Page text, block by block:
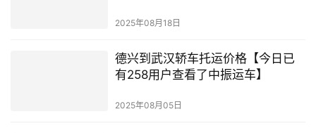
2025年08月18日
德兴到武汉轿车托运价格【今日已
有258用户查看了中振运车】
2025年08月05日